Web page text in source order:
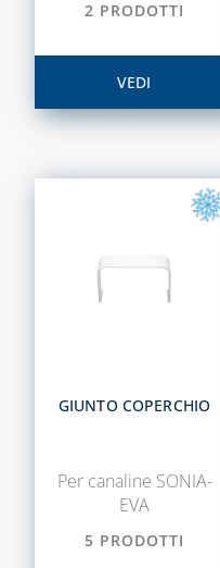
ACQUA
FILTRI E
CARTUCCE
E POMPE
LAVAGGIO
2 PRODOTTI
VEDI
GIUNTO COPERCHIO
Per canaline SONIA-
EVA
5 PRODOTTI